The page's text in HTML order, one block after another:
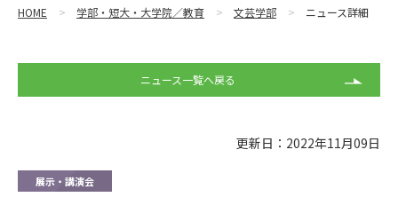
HOME 学部・短大・大学院／教育 文芸学部 ニュース詳細
ニュース一覧へ戻る
更新日：2022年11月09日
展示・講演会